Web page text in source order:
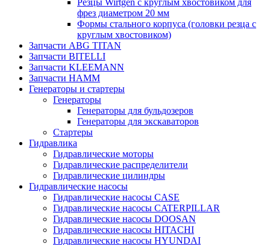
Резцы Wirtgen с круглым хвостовиком для
фрез диаметром 20 мм
Формы стального корпуса (головки резца с
круглым хвостовиком)
Запчасти ABG TITAN
Запчасти BITELLI
Запчасти KLEEMANN
Запчасти HAMM
Генераторы и стартеры
Генераторы
Генераторы для бульдозеров
Генераторы для экскаваторов
Стартеры
Гидравлика
Гидравлические моторы
Гидравлические распределители
Гидравлические цилиндры
Гидравлические насосы
Гидравлические насосы CASE
Гидравлические насосы CATERPILLAR
Гидравлические насосы DOOSAN
Гидравлические насосы HITACHI
Гидравлические насосы HYUNDAI